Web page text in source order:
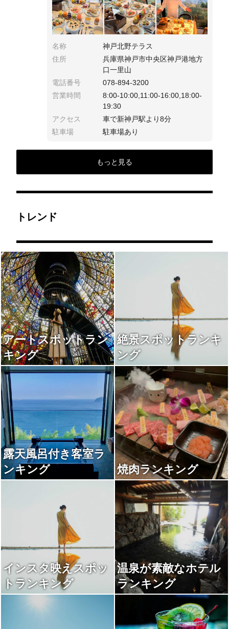
られ心も身体も喜ぶ特等席。
名称
神戸北野テラス
住所
兵庫県神戸市中央区神戸港地方
口一里山
電話番号
078-894-3200
営業時間
8:00-10:00,11:00-16:00,18:00-
19:30
アクセス
車で新神戸駅より8分
駐車場
駐車場あり
もっと見る
トレンド
アートスポットラン
キング
絶景スポットランキ
ング
露天風呂付き客室ラ
ンキング
焼肉ランキング
インスタ映えスポッ
トランキング
温泉が素敵なホテル
ランキング